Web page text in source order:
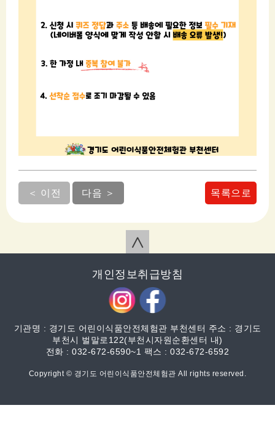
＜ 이전 다음 ＞ 목록으로
개인정보취급방침
기관명 : 경기도 어린이식품안전체험관 부천센터 주소 : 경기도
부천시 벌말로122(부천시자원순환센터 내)
전화 : 032-672-6590~1 팩스 : 032-672-6592
Copyright © 경기도 어린이식품안전체험관 All rights reserved.
∧